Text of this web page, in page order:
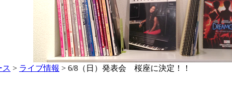
ス > ライブ情報 > 6/8（日）発表会 桜座に決定！！